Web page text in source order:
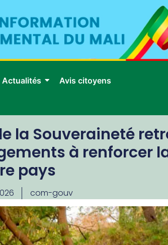
Actualités Avis citoyens
la Souveraineté
à renforcer
pays
com-gouv